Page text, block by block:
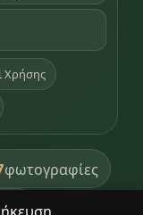
Χρήσης
φωτογραφίες